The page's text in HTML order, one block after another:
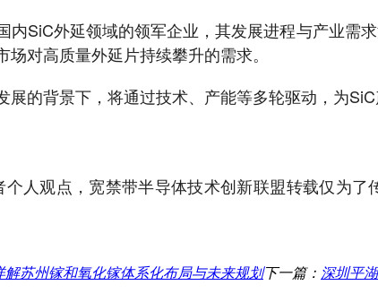
内SiC外延领域的领军企业，其发展进程与产业
对高质量外延片持续攀升的需求。
的背景下，将通过技术、产能等多轮驱动，为
人观点，宽禁带半导体技术创新联盟转载仅为
苏州镓和氧化镓体系化布局与未来规划下一篇： 深圳平